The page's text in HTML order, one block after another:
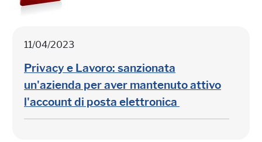
11/04/2023
Privacy e Lavoro: sanzionata
un'azienda per aver mantenuto attivo
l'account di posta elettronica